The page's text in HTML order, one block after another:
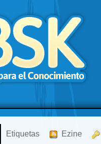
Etiquetas Ezine